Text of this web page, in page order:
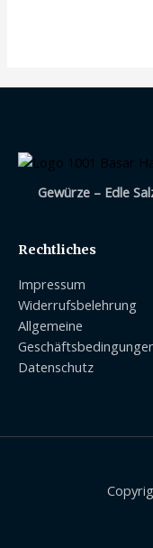
Gewürze – Edle
Rechtliches
Impressum
Widerrufsbelehrung
Allgemeine
Datenschutz